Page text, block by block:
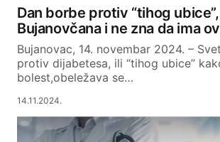
Dan borbe protiv “tihog
Bujanovčana i ne zna da ima
Bujanovac, 14. novembar 2024. –
prоtiv diјаbеtеsа, ili “tihog ubice”
bolest,оbеlеžаvа sе…
14.11.2024.